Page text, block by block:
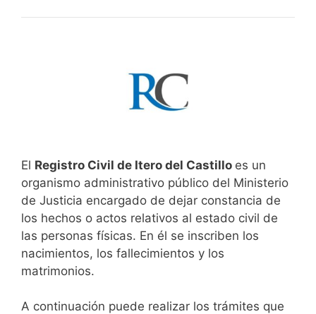
El Registro Civil de Itero del Castillo es un
organismo administrativo público del Ministerio
de Justicia encargado de dejar constancia de
los hechos o actos relativos al estado civil de
las personas físicas. En él se inscriben los
nacimientos, los fallecimientos y los
matrimonios.
A continuación puede realizar los trámites que